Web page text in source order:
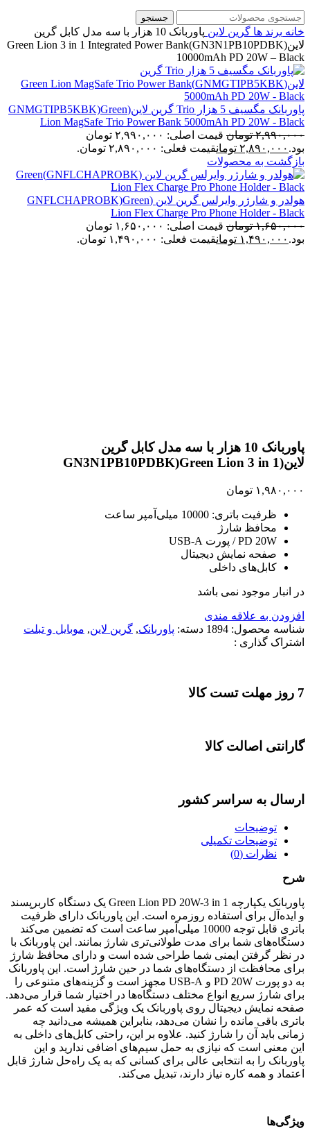
جستجو
خانه برند ها گرین لاین
پاوربانک 10 هزار با سه مدل کابل گرین
لاین(GN3N1PB10PDBK)Green Lion 3 in 1 Integrated Power Bank
10000mAh PD 20W – Black
پاوربانک مگسیف 5 هزار Trio گرین لاین(GNMGTIPB5KBK)Green
Lion MagSafe Trio Power Bank 5000mAh PD 20W - Black
۲,۹۹۰,۰۰۰ تومان
قیمت اصلی: ۲,۹۹۰,۰۰۰ تومان
بود. ۲,۸۹۰,۰۰۰ تومانقیمت فعلی: ۲,۸۹۰,۰۰۰ تومان.
بازگشت به محصولات
هولدر و شارژر وایرلس گرین لاین (GNFLCHAPROBK)Green
Lion Flex Charge Pro Phone Holder - Black
۱,۶۵۰,۰۰۰ تومان
قیمت اصلی: ۱,۶۵۰,۰۰۰ تومان
بود. ۱,۴۹۰,۰۰۰ تومانقیمت فعلی: ۱,۴۹۰,۰۰۰ تومان.
پاوربانک 10 هزار با سه مدل کابل گرین
لاین(GN3N1PB10PDBK)Green Lion 3 in 1
۱,۹۸۰,۰۰۰ تومان
ظرفیت باتری: 10000 میلی‌آمپر ساعت
محافظ شارژ
PD 20W / پورت USB-A
صفحه نمایش دیجیتال
کابل‌های داخلی
در انبار موجود نمی باشد
افزودن به علاقه مندی
شناسه محصول: 1894 دسته: پاوربانک, گرین لاین, موبایل و تبلت
اشتراک گذاری :
7 روز مهلت تست کالا
گارانتی اصالت کالا
ارسال به سراسر کشور
توضیحات
توضیحات تکمیلی
نظرات (0)
شرح
پاوربانک یکپارچه Green Lion PD 20W-3 in 1 یک دستگاه کاربرپسند
و ایده‌آل برای استفاده روزمره است. این پاوربانک دارای ظرفیت
باتری قابل توجه 10000 میلی‌آمپر ساعت است که تضمین می‌کند
دستگاه‌های شما برای مدت طولانی‌تری شارژ بمانند. این پاوربانک با
در نظر گرفتن ایمنی شما طراحی شده است و دارای محافظ شارژ
برای محافظت از دستگاه‌های شما در حین شارژ است. این پاوربانک
به دو پورت PD 20W و USB-A مجهز است و گزینه‌های متنوعی را
برای شارژ سریع انواع مختلف دستگاه‌ها در اختیار شما قرار می‌دهد.
صفحه نمایش دیجیتال روی پاوربانک یک ویژگی مفید است که عمر
باتری باقی مانده را نشان می‌دهد، بنابراین همیشه می‌دانید چه
زمانی باید آن را شارژ کنید. علاوه بر این، راحتی کابل‌های داخلی به
این معنی است که نیازی به حمل سیم‌های اضافی ندارید و این
پاوربانک را به انتخابی عالی برای کسانی که به یک راه‌حل شارژ قابل
اعتماد و همه کاره نیاز دارند، تبدیل می‌کند.
ویژگی‌ها